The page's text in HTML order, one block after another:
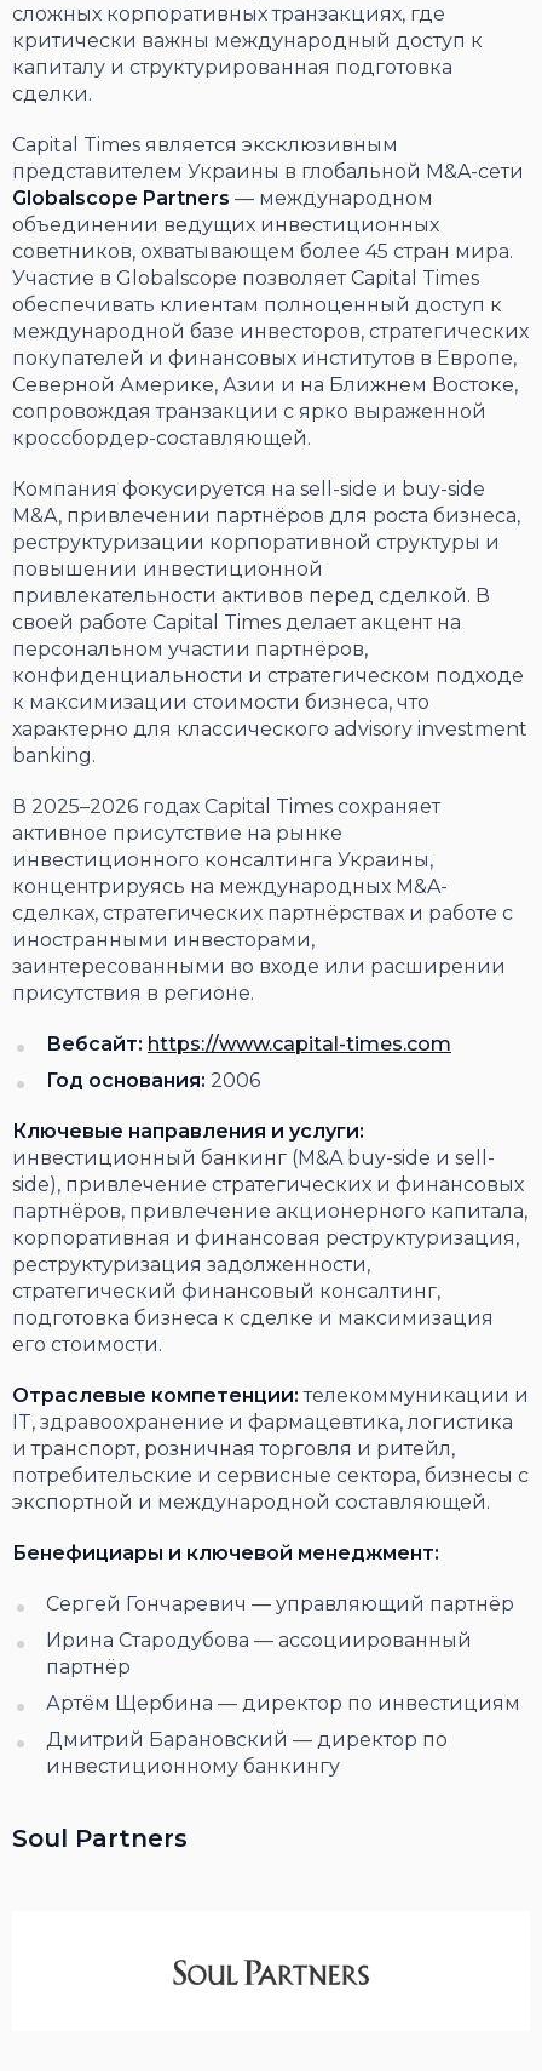
сложных корпоративных транзакциях, где
критически важны международный доступ к
капиталу и структурированная подготовка
сделки.
Capital Times является эксклюзивным
представителем Украины в глобальной M&A-сети
Globalscope Partners — международном
объединении ведущих инвестиционных
советников, охватывающем более 45 стран мира.
Участие в Globalscope позволяет Capital Times
обеспечивать клиентам полноценный доступ к
международной базе инвесторов, стратегических
покупателей и финансовых институтов в Европе,
Северной Америке, Азии и на Ближнем Востоке,
сопровождая транзакции с ярко выраженной
кроссбордер-составляющей.
Компания фокусируется на sell-side и buy-side
M&A, привлечении партнёров для роста бизнеса,
реструктуризации корпоративной структуры и
повышении инвестиционной
привлекательности активов перед сделкой. В
своей работе Capital Times делает акцент на
персональном участии партнёров,
конфиденциальности и стратегическом подходе
к максимизации стоимости бизнеса, что
характерно для классического advisory investment
banking.
В 2025–2026 годах Capital Times сохраняет
активное присутствие на рынке
инвестиционного консалтинга Украины,
концентрируясь на международных M&A-
сделках, стратегических партнёрствах и работе с
иностранными инвесторами,
заинтересованными во входе или расширении
присутствия в регионе.
Вебсайт: https://www.capital-times.com
Год основания: 2006
Ключевые направления и услуги:
инвестиционный банкинг (M&A buy-side и sell-
side), привлечение стратегических и финансовых
партнёров, привлечение акционерного капитала,
корпоративная и финансовая реструктуризация,
реструктуризация задолженности,
стратегический финансовый консалтинг,
подготовка бизнеса к сделке и максимизация
его стоимости.
Отраслевые компетенции:телекоммуникации и
IT, здравоохранение и фармацевтика, логистика
и транспорт, розничная торговля и ритейл,
потребительские и сервисные сектора, бизнесы с
экспортной и международной составляющей.
Бенефициары и ключевой менеджмент:
Сергей Гончаревич — управляющий партнёр
Ирина Стародубова — ассоциированный
партнёр
Артём Щербина — директор по инвестициям
Дмитрий Барановский — директор по
инвестиционному банкингу
Soul Partners